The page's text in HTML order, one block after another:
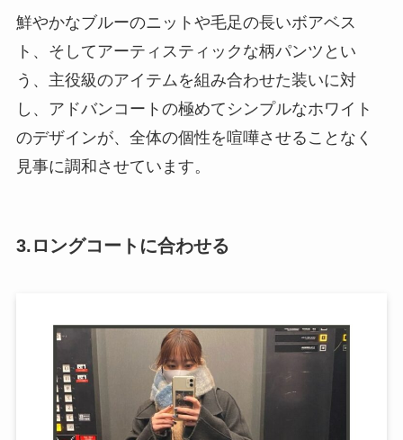
鮮やかなブルーのニットや毛足の長いボアベス
ト、そしてアーティスティックな柄パンツとい
う、主役級のアイテムを組み合わせた装いに対
し、アドバンコートの極めてシンプルなホワイト
のデザインが、全体の個性を喧嘩させることなく
見事に調和させています。
3.ロングコートに合わせる